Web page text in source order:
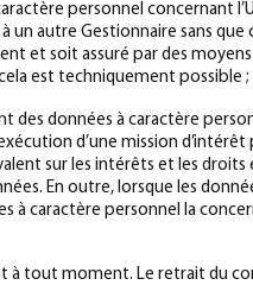
personnel concernant
autre Gestionnaire sans
et soit assuré par des
est techniquement possible ;
données à caractère
d’une mission
sur les intérêts et les
En outre, lorsque les
caractère personnel la
à tout moment. Le retrait